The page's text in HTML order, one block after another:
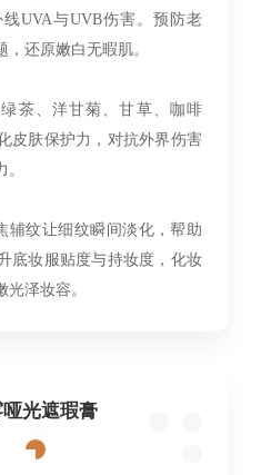
UVA与UVB伤害。预防老
还原嫩白无暇肌。
茶、洋甘菊、甘草、咖啡
皮肤保护力，对抗外界伤害
辅纹让细纹瞬间淡化，帮助
底妆服贴度与持妆度，化妆
泽妆容。
光遮瑕膏